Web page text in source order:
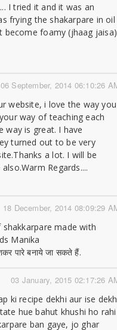
I tried it and it was an
frying the shakarpare in oil
become foamy (jhaag jaisa)
06 September, 2014 06:10:26
website, i love the way you
way of teaching each
way is great. I have
turned out to be very
a lot. I will be
Regards....
18 December, 2014 08:09:29
shakkarpare made with
Manika
पारे बनाये जा सकते हैं.
03 January, 2015 02:17:26
ki recipe dekhi aur ise dekh
hue bahut khushi ho rahi
ban gaye, jo ghar